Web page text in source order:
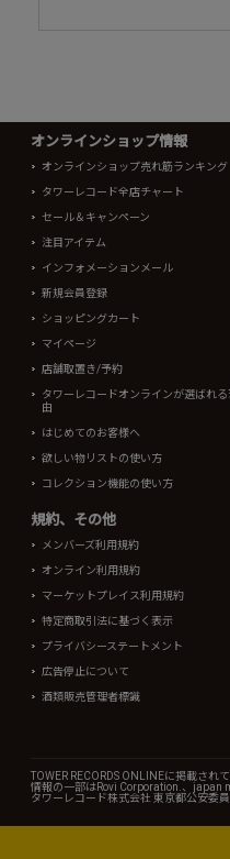
オンラインショップ情報
オンラインショップ売れ筋ランキング
タワーレコード全店チャート
セール＆キャンペーン
注目アイテム
インフォメーションメール
新規会員登録
ショッピングカート
マイページ
店舗取置き/予約
タワーレコードオンラインが選ばれる
由
はじめてのお客様へ
欲しい物リストの使い方
コレクション機能の使い方
規約、その他
メンバーズ利用規約
オンライン利用規約
マーケットプレイス利用規約
特定商取引法に基づく表示
プライバシーステートメント
広告停止について
酒類販売管理者標識
TOWER RECORDS ONLINEに掲載さ
情報の一部はRovi Corporation.、japan
タワーレコード株式会社 東京都公安委